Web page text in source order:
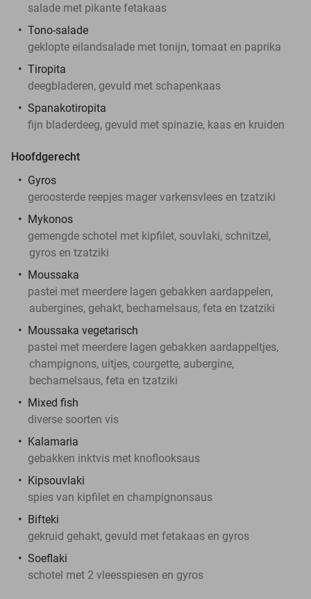
salade met pikante fetakaas
Tono-salade
geklopte eilandsalade met tonijn, tomaat en paprika
Tiropita
deegbladeren, gevuld met schapenkaas
Spanakotiropita
fijn bladerdeeg, gevuld met spinazie, kaas en kruiden
Hoofdgerecht
Gyros
geroosterde reepjes mager varkensvlees en tzatziki
Mykonos
gemengde schotel met kipfilet, souvlaki, schnitzel,
gyros en tzatziki
Moussaka
pastei met meerdere lagen gebakken aardappelen,
aubergines, gehakt, bechamelsaus, feta en tzatziki
Moussaka vegetarisch
pastei met meerdere lagen gebakken aardappeltjes,
champignons, uitjes, courgette, aubergine,
bechamelsaus, feta en tzatziki
Mixed fish
diverse soorten vis
Kalamaria
gebakken inktvis met knoflooksaus
Kipsouvlaki
spies van kipfilet en champignonsaus
Bifteki
gekruid gehakt, gevuld met fetakaas en gyros
Soeflaki
schotel met 2 vleesspiesen en gyros